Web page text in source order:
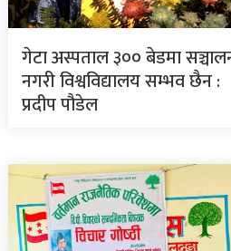
गेटा अस्पताल ३०० बेडमा
नगरी विश्वविद्यालय सम्भव छैन :
प्रदीप पौडेल